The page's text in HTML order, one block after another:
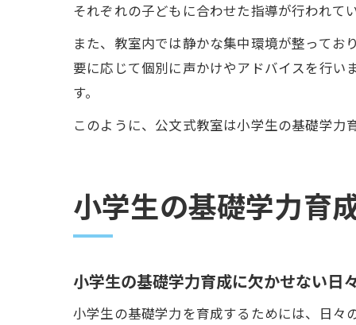
それぞれの子どもに合わせた指導が行われて
また、教室内では静かな集中環境が整って
要に応じて個別に声かけやアドバイスを行い
す。
このように、公文式教室は小学生の基礎学力
小学生の基礎学力育
小学生の基礎学力育成に欠かせない日
小学生の基礎学力を育成するためには、日々